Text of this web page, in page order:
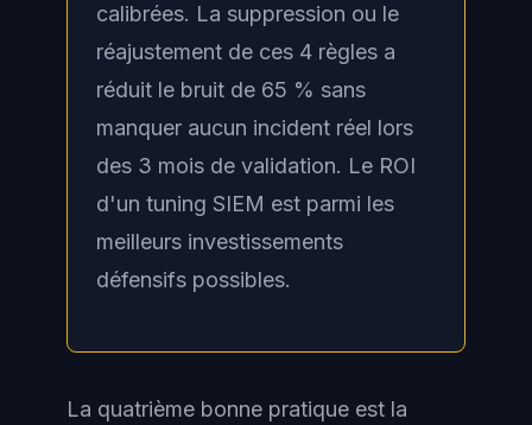
calibrées. La suppression ou le
réajustement de ces 4 règles a
réduit le bruit de 65 % sans
manquer aucun incident réel lors
des 3 mois de validation. Le ROI
d'un tuning SIEM est parmi les
meilleurs investissements
défensifs possibles.
La quatrième bonne pratique est la